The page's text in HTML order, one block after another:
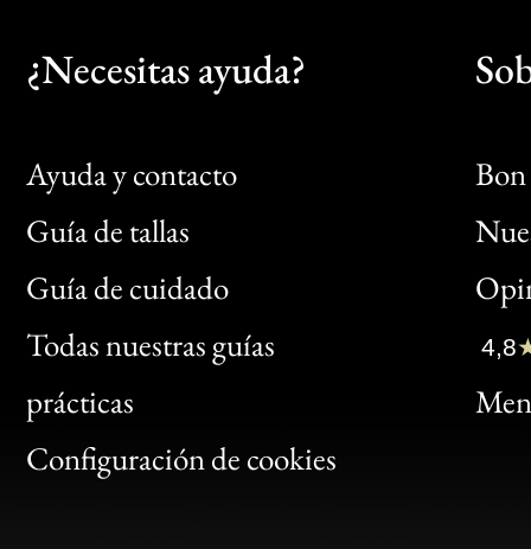
¿Necesitas ayuda?
Ayuda y contacto
Guía de tallas
Guía de cuidado
Todas nuestras guías
prácticas
Configuración de cookies
Bon
Clic
Bon
4,8